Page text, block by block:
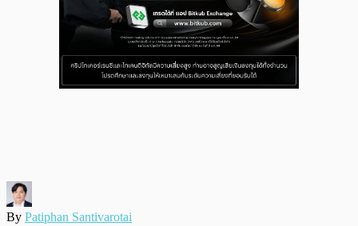
By Patiphan Santivarotai